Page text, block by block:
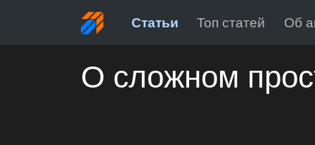
Статьи Топ статей Об
О сложном